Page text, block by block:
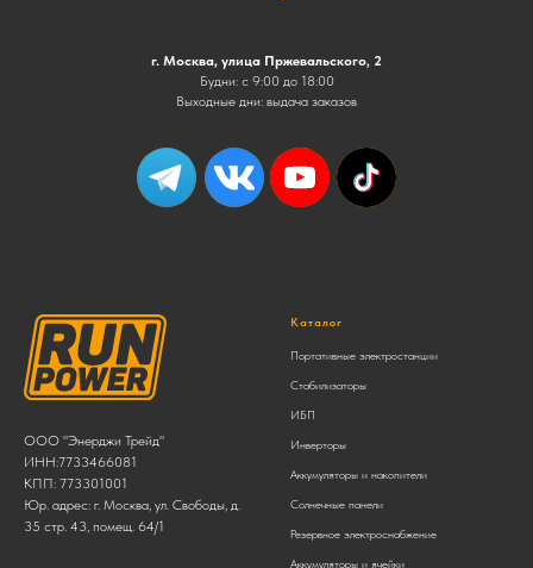
г. Москва, улица Пржевальского, 2
Будни: с 9:00 до 18:00
Выходные дни: выдача заказов
ООО "Энерджи Трейд"
ИНН:7733466081
КПП: 773301001
Юр. адрес: г. Москва, ул. Свободы, д.
35 стр. 43, помещ. 64/1
Каталог
Портативные электростанции
Стабилизаторы
ИБП
Инверторы
Аккумуляторы и накопители
Солнечные панели
Резервное электроснабжение
Аккумуляторы и ячейки